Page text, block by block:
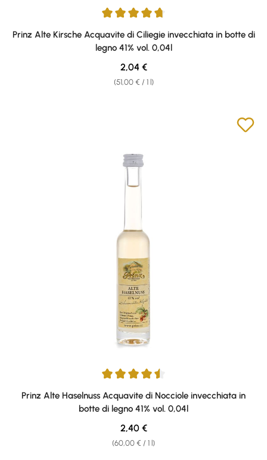
Average rating of 4.87 out of 5 stars
Prinz Alte Kirsche Acquavite di Ciliegie invecchiata in botte di
legno 41% vol. 0,04l
(51,00 € / 1 l)
Regular price:
2,04 €
Average rating of 4.57 out of 5 stars
Prinz Alte Haselnuss Acquavite di Nocciole invecchiata in
botte di legno 41% vol. 0,04l
(60,00 € / 1 l)
Regular price:
2,40 €